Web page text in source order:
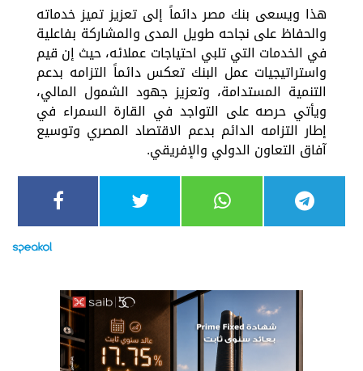
هذا ويسعى بنك مصر دائماً إلى تعزيز تميز خدماته
والحفاظ على نجاحه طويل المدى والمشاركة بفاعلية
في الخدمات التي تلبي احتياجات عملائه، حيث إن قيم
واستراتيجيات عمل البنك تعكس دائماً التزامه بدعم
التنمية المستدامة، وتعزيز جهود الشمول المالي،
ويأتي حرصه على التواجد في القارة السمراء في
إطار التزامه الدائم بدعم الاقتصاد المصري وتوسيع
آفاق التعاون الدولي والإفريقي.